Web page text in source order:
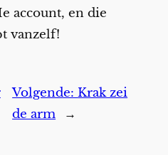
account, en die
vanzelf!
Volgende:Krak zei
de arm
→